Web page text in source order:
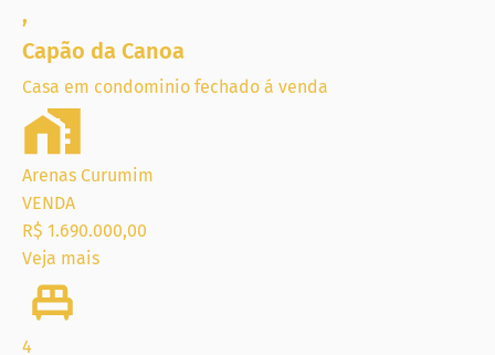
,
Capão da Canoa
Casa em condominio fechado á venda
Arenas Curumim
VENDA
R$ 1.690.000,00
Veja mais
4